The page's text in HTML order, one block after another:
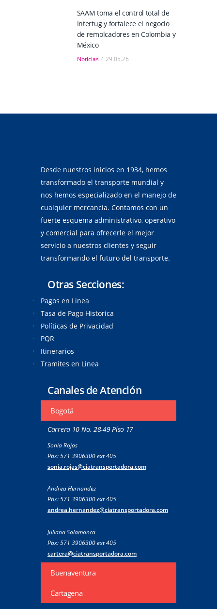
SAAM toma el control total de
Intertug y fortalece el negocio
de remolcadores en Colombia y
México
Noticias 29.05.26
Desde nuestros inicios en 1934, hemos
transformado el transporte mundial y
nos hemos especializado en el manejo de
cualquier mercancía. Contamos con un
fuerte esquema administrativo, operativo
y comercial para ofrecerle el mejor
servicio a nuestros clientes y seguir
transformando el futuro del transporte.
Otras Secciones:
Pagos en Linea
Tasa de Pago Historica
Políticas de Privacidad
PQR
Itinerarios
Tramites en Linea
Canales de Atención
Bogotá
Carrera 10 No. 28-49 Piso 17
Sonia Rojas
Pbx: 571 3906300 ext 405
sonia.rojas@ciatransportadora.com
Andrea Hernandez
Pbx: 571 3906300 ext 405
andrea.hernandez@ciatransportadora.com
Juliana Salamanca
Pbx: 571 3906300 ext 405
cartera@ciatransportadora.com
Buenaventura
Cartagena